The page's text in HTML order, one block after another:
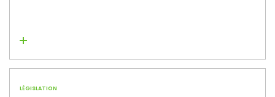
Lire la suite
LÉGISLATION